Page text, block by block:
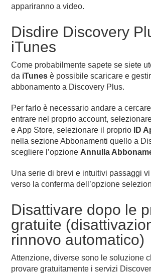
appariranno a video.
Disdire Discovery
iTunes
Come probabilmente sapete se siete
da iTunes è possibile scaricare e
abbonamento a Discovery Plus.
Per farlo è necessario andare a
entrare nel proprio account,
e App Store, selezionare il proprio
ID
nella sezione Abbonamenti quello a
scegliere l’opzione Annulla
Una serie di brevi e intuitivi passaggi
verso la conferma dell’opzione
Disattivare dopo le
gratuite
rinnovo automatico)
Attenzione, diverse sono le soluzione
provare gratuitamente i servizi